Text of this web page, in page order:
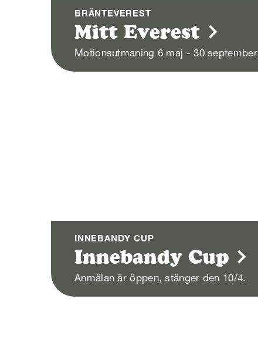
BRÄNTEVEREST
Mitt Everest
Motionsutmaning 6 maj - 30 september
INNEBANDY CUP
Innebandy Cup
Anmälan är öppen, stänger den 10/4.